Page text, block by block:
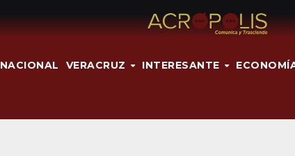
NACIONAL VERACRUZ INTERESANTE